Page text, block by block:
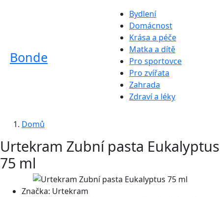
Bonde
Bydlení
Domácnost
Krása a péče
Matka a dítě
Pro sportovce
Pro zvířata
Zahrada
Zdraví a léky
Domů
Urtekram Zubní pasta Eukalyptus
75 ml
Značka: Urtekram